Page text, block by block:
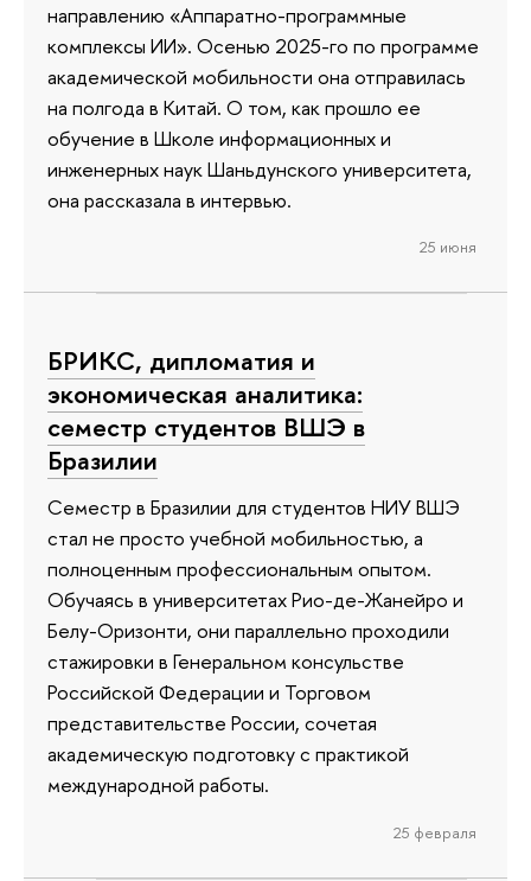
направлению «Аппаратно-программные
комплексы ИИ». Осенью 2025-го по программе
академической мобильности она отправилась
на полгода в Китай. О том, как прошло ее
обучение в Школе информационных и
инженерных наук Шаньдунского университета,
она рассказала в интервью.
25 июня
БРИКС, дипломатия и
экономическая аналитика:
семестр студентов ВШЭ в
Бразилии
Семестр в Бразилии для студентов НИУ ВШЭ
стал не просто учебной мобильностью, а
полноценным профессиональным опытом.
Обучаясь в университетах Рио-де-Жанейро и
Белу-Оризонти, они параллельно проходили
стажировки в Генеральном консульстве
Российской Федерации и Торговом
представительстве России, сочетая
академическую подготовку с практикой
международной работы.
25 февраля